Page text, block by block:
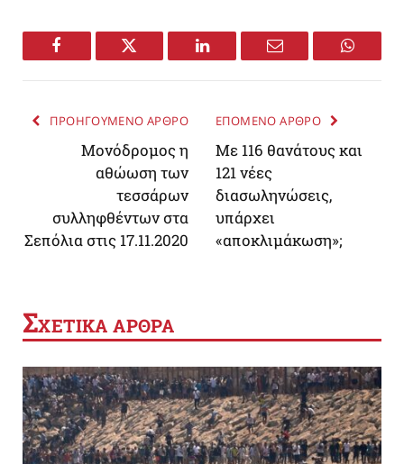
Facebook Twitter LinkedIn Email
ΠΡΟΗΓΟΥΜΕΝΟ ΑΡΘΡΟ
Μονόδρομος η
αθώωση των
τεσσάρων
συλληφθέντων στα
Σεπόλια στις 17.11.2020
ΕΠΟΜΕΝΟ ΑΡΘΡΟ
Με 116 θανάτους και
121 νέες
διασωληνώσεις,
υπάρχει
«αποκλιμάκωση»;
ΣΧΕΤΙΚΑ ΑΡΘΡΑ